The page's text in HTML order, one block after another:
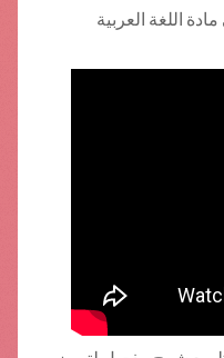
اللغة العربية